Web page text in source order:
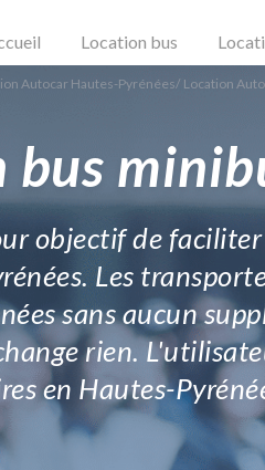
Location bus
Autocar Hautes-Pyrénées/ Location
bus
objectif de
Les
sans aucun
rien.
en Hautes-